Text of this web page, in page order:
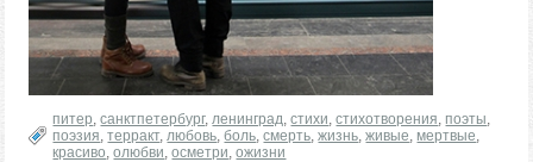
питер,санктпетербург,ленинград,стихи,стихотворения, поэты,
поэзия,терракт,любовь,боль,смерть,жизнь,живые, мертвые,
красиво,олюбви,осметри,ожизни